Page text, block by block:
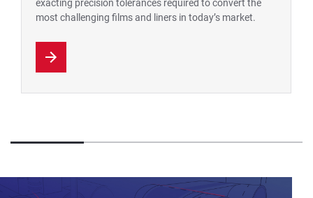
exacting precision tolerances required to convert the
most challenging films and liners in today’s market.